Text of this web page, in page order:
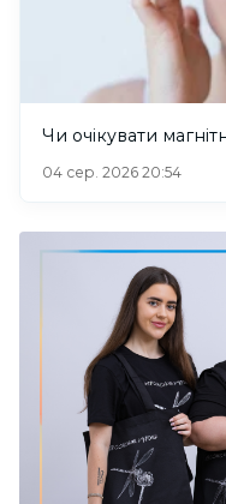
Чи очікувати
04 сер. 2026 20:54